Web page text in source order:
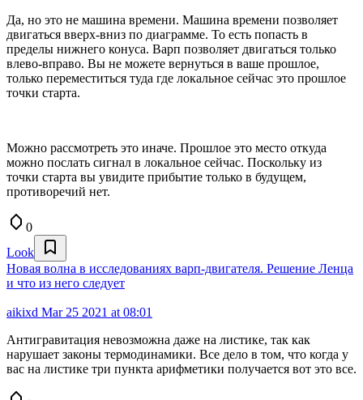
Да, но это не машина времени. Машина времени позволяет
двигаться вверх-вниз по диаграмме. То есть попасть в
пределы нижнего конуса. Варп позволяет двигаться только
влево-вправо. Вы не можете вернуться в ваше прошлое,
только переместиться туда где локальное сейчас это прошлое
точки старта.
Можно рассмотреть это иначе. Прошлое это место откуда
можно послать сигнал в локальное сейчас. Поскольку из
точки старта вы увидите прибытие только в будущем,
противоречий нет.
0
Look
Новая волна в исследованиях варп-двигателя. Решение Ленца
и что из него следует
aikixd Mar 25 2021 at 08:01
Антигравитация невозможна даже на листике, так как
нарушает законы термодинамики. Все дело в том, что когда у
вас на листике три пункта арифметики получается вот это все.